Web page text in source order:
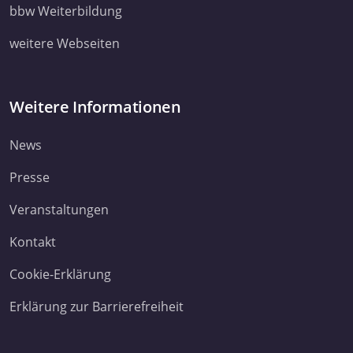
ihnen bereitgestellt haben oder die sie im Rahmen Ihrer
Cookies, wenn Sie unsere Webseite weiterhin nutzen.
bbw Weiterbildung
weitere Webseiten
Weitere Informationen
News
Presse
Veranstaltungen
Kontakt
Cookie-Erklärung
Erklärung zur Barrierefreiheit